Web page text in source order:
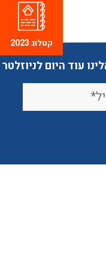
עוד היום לניוזלטר
קטלוג 2023